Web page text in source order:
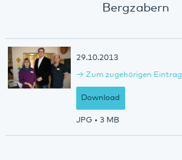
Bergzabern
29.10.2013
Zum zugehörigen Eintrag
Download
JPG • 3 MB